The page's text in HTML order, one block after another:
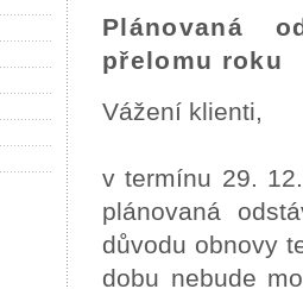
Plánovaná
přelomu roku
Vážení klienti,
v termínu 29.
plánovaná
důvodu obnovy
dobu nebude